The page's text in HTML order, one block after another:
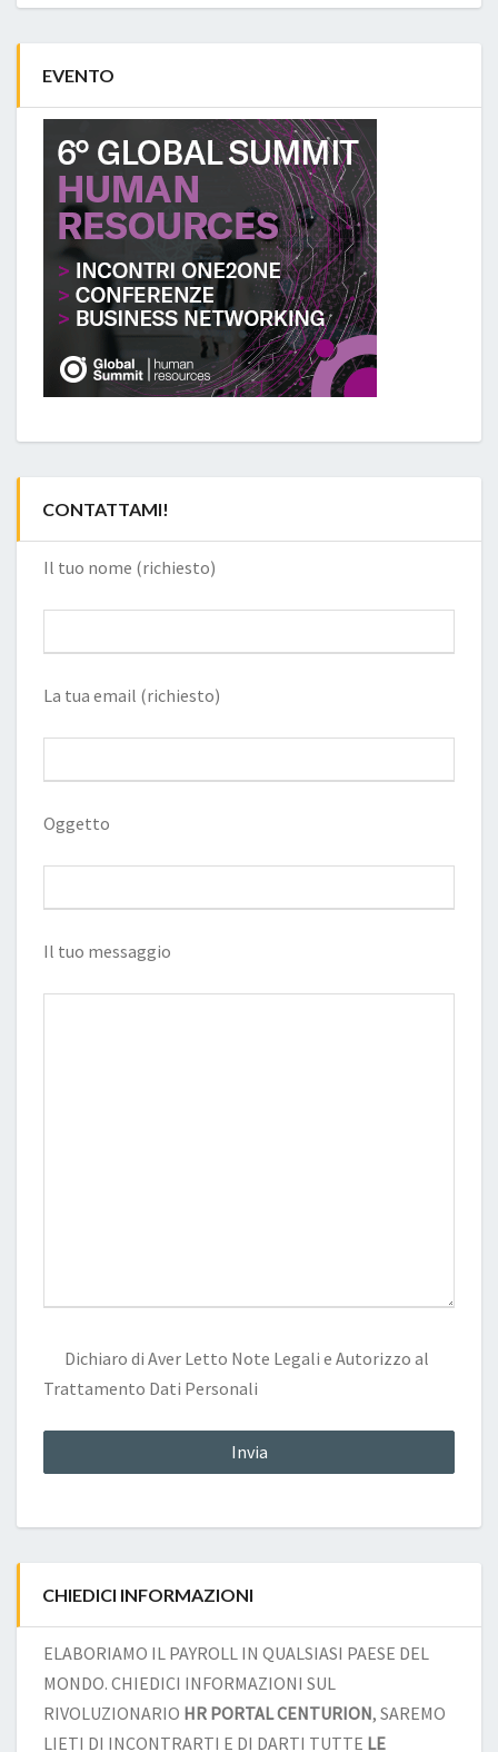
EVENTO
CONTATTAMI!
Il tuo nome (richiesto)
La tua email (richiesto)
Oggetto
Il tuo messaggio
Dichiaro di Aver Letto Note Legali e Autorizzo al
Trattamento Dati Personali
CHIEDICI INFORMAZIONI
ELABORIAMO IL PAYROLL IN QUALSIASI PAESE DEL
MONDO. CHIEDICI INFORMAZIONI SUL
RIVOLUZIONARIO HR PORTAL CENTURION, SAREMO
LIETI DI INCONTRARTI E DI DARTI TUTTE LE